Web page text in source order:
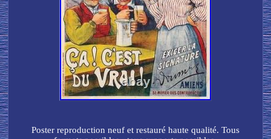
Poster reproduction neuf et restauré haute qualité. Tous